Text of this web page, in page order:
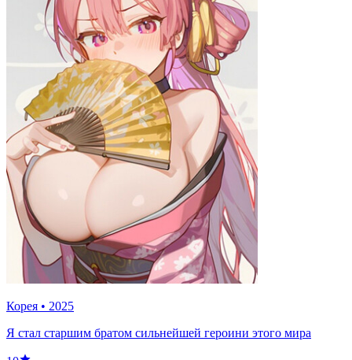
Корея • 2025
Я стал старшим братом сильнейшей героини этого мира